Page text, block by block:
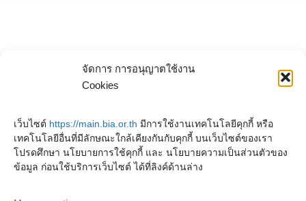
จัดการ การอนุญาตใช้งาน
Cookies
เว็บไซต์ https://main.bia.or.th มีการใช้งานเทคโนโลยีคุกกี้ หรือ
เทคโนโลยีอื่นที่มีลักษณะใกล้เคียงกันกับคุกกี้ บนเว็บไซต์ของเรา
โปรดศึกษา นโยบายการใช้คุกกี้ และ นโยบายความเป็นส่วนตัวของ
ข้อมูล ก่อนใช้บริการเว็บไซต์ ได้ที่ลิงค์ด้านล่าง